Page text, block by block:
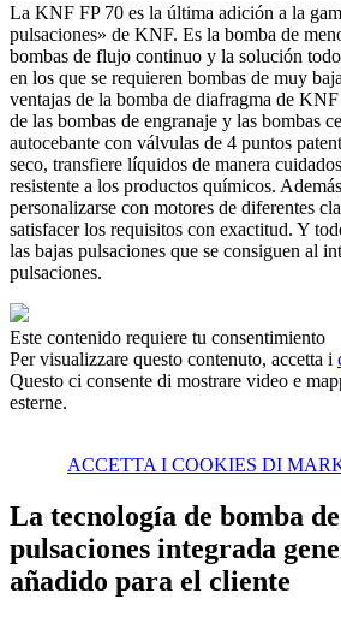
La KNF FP 70 es la última adición a la
pulsaciones» de KNF. Es la bomba de
bombas de flujo continuo y la solución
en los que se requieren bombas de muy
ventajas de la bomba de diafragma de
de las bombas de engranaje y las bombas
autocebante con válvulas de 4 puntos
seco, transfiere líquidos de manera
resistente a los productos químicos.
personalizarse con motores de diferentes
satisfacer los requisitos con exactitud. Y
las bajas pulsaciones que se consiguen al
pulsaciones.
Este contenido requiere tu consentimiento
Per visualizzare questo contenuto, accetta i
Questo ci consente di mostrare video e
esterne.
ACCETTA I COOKIES DI
La tecnología de bomba
pulsaciones integrada
añadido para el cliente